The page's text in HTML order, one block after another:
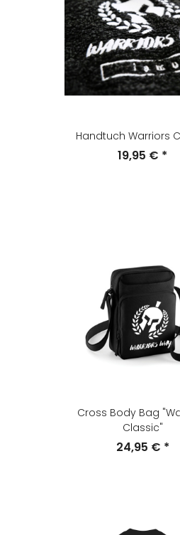
Handtuch Warriors
19,95 € *
Cross Body Bag
Classic"
24,95 € *